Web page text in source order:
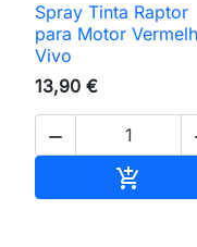
Spray Tinta Raptor
para Motor
Vivo
13,90 €

